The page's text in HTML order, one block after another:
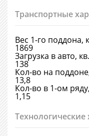
Транспортные
Вес 1-го поддона,
1869
Загрузка в авто,
138
Кол-во на
13,8
Кол-во в 1-ом
1,15
Технологические